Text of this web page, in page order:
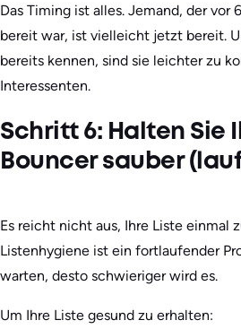
Das Timing ist alles. Jemand, der
bereit war, ist vielleicht jetzt bereit.
bereits kennen, sind sie leichter zu
Interessenten.
Schritt 6: Halten Sie
Bouncer sauber
Es reicht nicht aus, Ihre Liste einmal
Listenhygiene ist ein fortlaufender
warten, desto schwieriger wird es.
Um Ihre Liste gesund zu erhalten: